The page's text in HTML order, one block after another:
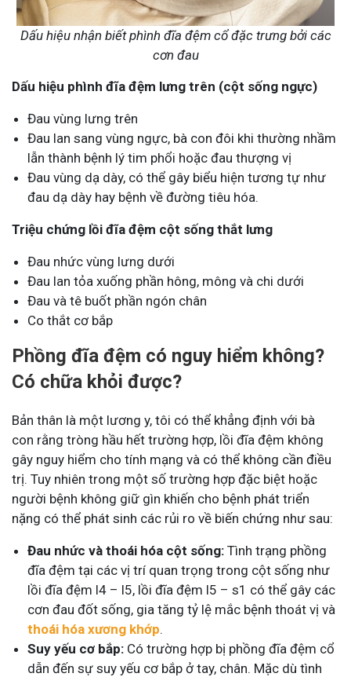
Dấu hiệu nhận biết phình đĩa đệm cổ đặc trưng bởi các
cơn đau
Dấu hiệu phình đĩa đệm lưng trên (cột sống ngực)
Đau vùng lưng trên
Đau lan sang vùng ngực, bà con đôi khi thường nhầm
lẫn thành bệnh lý tim phổi hoặc đau thượng vị
Đau vùng dạ dày, có thể gây biểu hiện tương tự như
đau dạ dày hay bệnh về đường tiêu hóa.
Triệu chứng lồi đĩa đệm cột sống thắt lưng
Đau nhức vùng lưng dưới
Đau lan tỏa xuống phần hông, mông và chi dưới
Đau và tê buốt phần ngón chân
Co thắt cơ bắp
Phồng đĩa đệm có nguy hiểm không?
Có chữa khỏi được?
Bản thân là một lương y, tôi có thể khẳng định với bà
con rằng tròng hầu hết trường hợp, lồi đĩa đệm không
gây nguy hiểm cho tính mạng và có thể không cần điều
trị. Tuy nhiên trong một số trường hợp đặc biệt hoặc
người bệnh không giữ gìn khiến cho bệnh phát triển
nặng có thể phát sinh các rủi ro về biến chứng như sau:
Đau nhức và thoái hóa cột sống: Tình trạng phồng
đĩa đệm tại các vị trí quan trọng trong cột sống như
lồi đĩa đệm l4 – l5, lồi đĩa đệm l5 – s1 có thể gây các
cơn đau đốt sống, gia tăng tỷ lệ mắc bệnh thoát vị và
thoái hóa xương khớp.
Suy yếu cơ bắp: Có trường hợp bị phồng đĩa đệm cổ
dẫn đến sự suy yếu cơ bắp ở tay, chân. Mặc dù tình